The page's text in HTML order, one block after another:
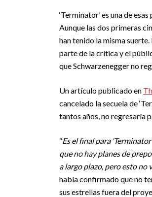
‘Terminator’ es una de
Aunque las dos primeras
han tenido la misma
parte de la crítica y el
que Schwarzenegger no
Un artículo publicado en
cancelado la secuela de
tantos años, no regresaría
“Es el final para
que no hay planes de
a largo plazo, pero esto no
había confirmado que no
sus estrellas fuera del